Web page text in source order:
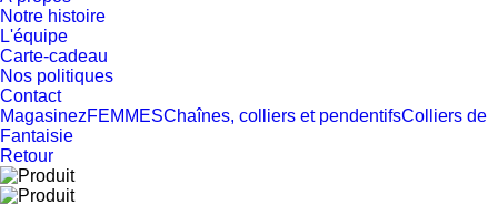
Notre histoire
L'équipe
Carte-cadeau
Nos politiques
Contact
MagasinezFEMMESChaînes, colliers et pendentifsColliers de
Fantaisie
Retour